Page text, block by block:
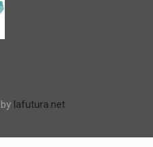
lafutura.net